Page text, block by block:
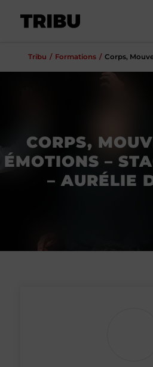
Tribu Formations Corps,
CORPS,
ÉMOTIONS –
– AURÉLIE